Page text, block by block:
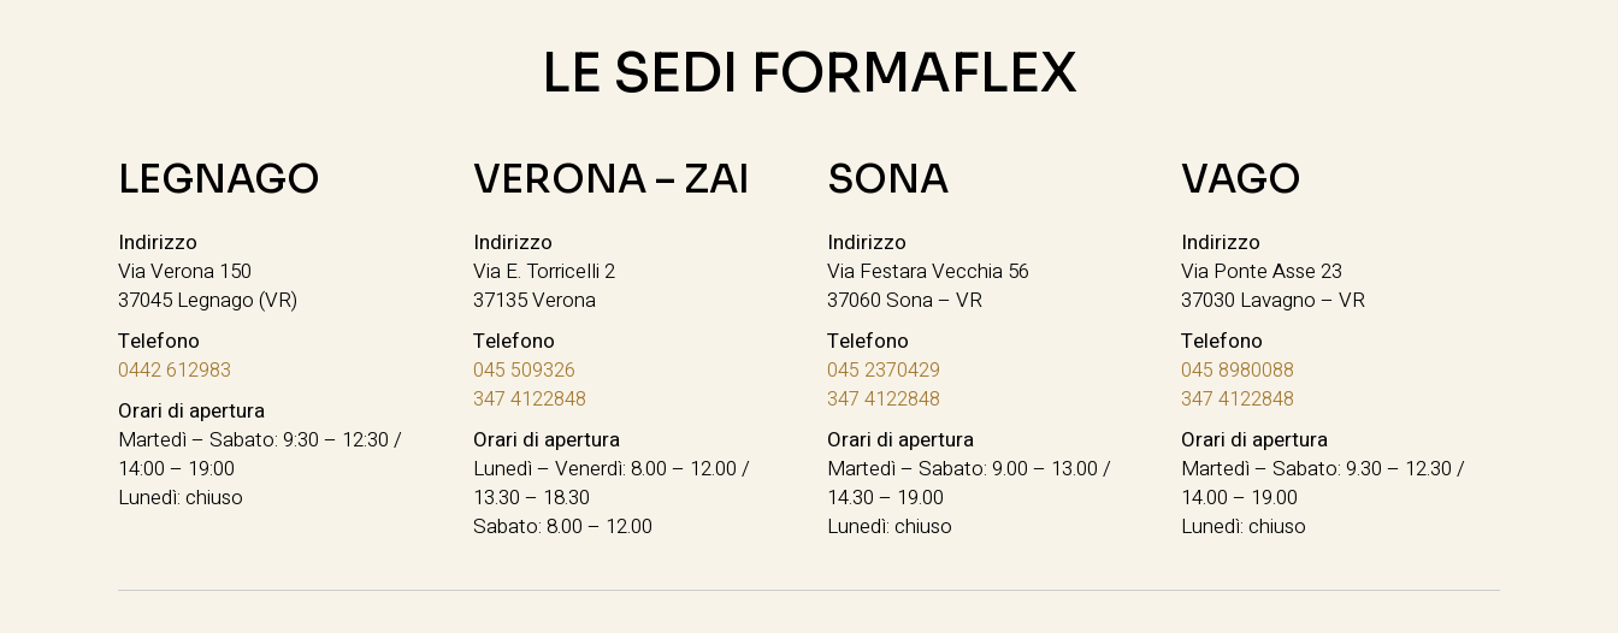
LE SEDI FORMAFLEX
LEGNAGO
Indirizzo
Via Verona 150
37045 Legnago (VR)
Telefono
0442 612983
Orari di apertura
Martedì – Sabato: 9:30 – 12:30 /
14:00 – 19:00
Lunedì: chiuso
VERONA – ZAI
Indirizzo
Via E. Torricelli 2
37135 Verona
Telefono
045 509326
347 4122848
Orari di apertura
Lunedì – Venerdì: 8.00 – 12.00 /
13.30 – 18.30
Sabato: 8.00 – 12.00
SONA
Indirizzo
Via Festara Vecchia 56
37060 Sona – VR
Telefono
045 2370429
347 4122848
Orari di apertura
Martedì – Sabato: 9.00 – 13.00 /
14.30 – 19.00
Lunedì: chiuso
VAGO
Indirizzo
Via Ponte Asse 23
37030 Lavagno – VR
Telefono
045 8980088
347 4122848
Orari di apertura
Martedì – Sabato: 9.30 – 12.30 /
14.00 – 19.00
Lunedì: chiuso